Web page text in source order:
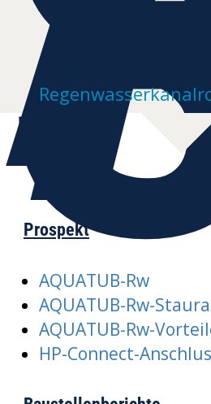
Prospekt
AQUATUB-Rw
AQUATUB-Rw-
AQUATUB-Rw-
HP-Connect-